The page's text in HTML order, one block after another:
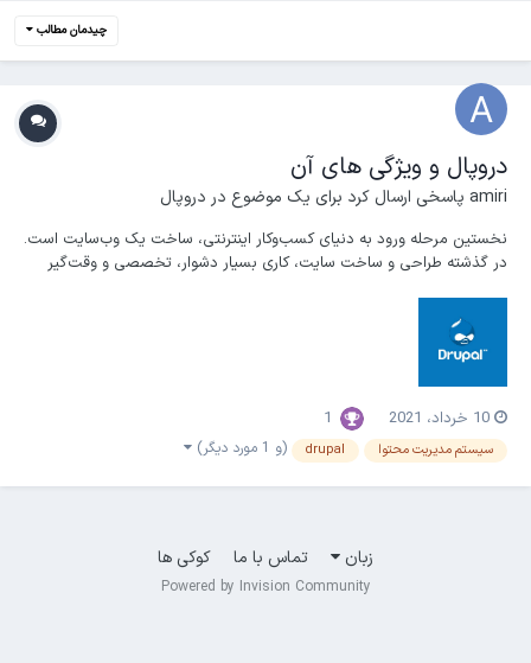
چیدمان مطالب
دروپال و ویژگی های آن
amiri پاسخی ارسال کرد برای یک موضوع در دروپال
نخستین مرحله ورود به دنیای کسب‌وکار اینترنتی، ساخت یک وب‌سایت است.
در گذشته طراحی و ساخت سایت، کاری بسیار دشوار، تخصصی و وقت‌گیر
از مهم‌ترین سیستم‌های مدیریت محتوا، سیس...
10 خرداد، 2021 1
سیستم مدیریت محتوا drupal (و 1 مورد دیگر)
زبان تماس با ما کوکی ها
Powered by Invision Community